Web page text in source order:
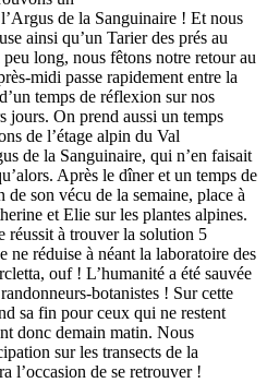
de la Sanguinaire ! Et nous
ainsi qu’un Tarier des prés au
long, nous fêtons notre retour au
midi passe rapidement entre la
temps de réflexion sur nos
jours. On prend aussi un temps
de l’étage alpin du Val
de la Sanguinaire, qui n’en faisait
Après le dîner et un temps de
de son vécu de la semaine, place à
et Elie sur les plantes alpines.
réussit à trouver la solution 5
ne réduise à néant la laboratoire des
ouf ! L’humanité a été sauvée
botanistes ! Sur cette
sa fin pour ceux qui ne restent
donc demain matin. Nous
sur les transects de la
l’occasion de se retrouver !